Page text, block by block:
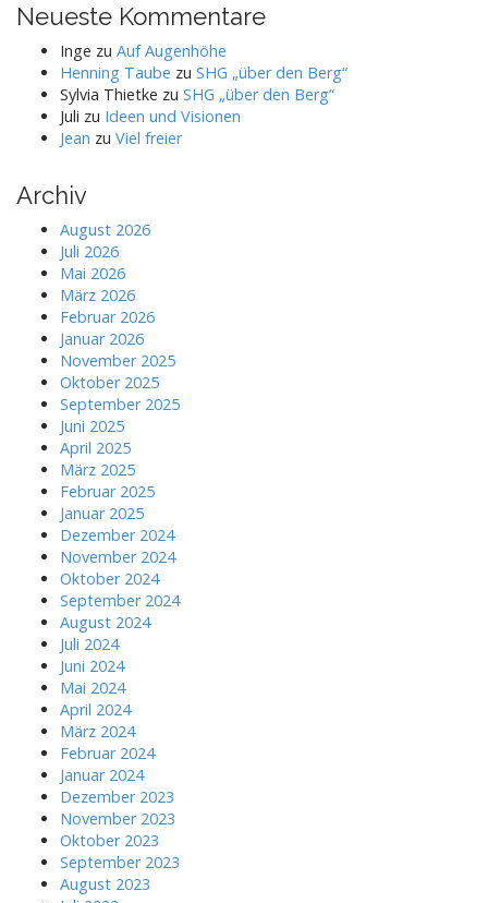
Neueste Kommentare
Inge zu Auf Augenhöhe
Henning Taube zu SHG „über den Berg“
Sylvia Thietke zu SHG „über den Berg“
Juli zu Ideen und Visionen
Jean zu Viel freier
Archiv
August 2026
Juli 2026
Mai 2026
März 2026
Februar 2026
Januar 2026
November 2025
Oktober 2025
September 2025
Juni 2025
April 2025
März 2025
Februar 2025
Januar 2025
Dezember 2024
November 2024
Oktober 2024
September 2024
August 2024
Juli 2024
Juni 2024
Mai 2024
April 2024
März 2024
Februar 2024
Januar 2024
Dezember 2023
November 2023
Oktober 2023
September 2023
August 2023